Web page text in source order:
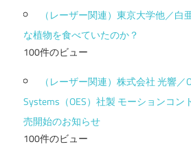
（レーザー関連）東京大学他／白
な植物を食べていたのか？
100件のビュー
（レーザー関連）株式会社 光響／
Systems（OES）社製 モーションコン
売開始のお知らせ
100件のビュー